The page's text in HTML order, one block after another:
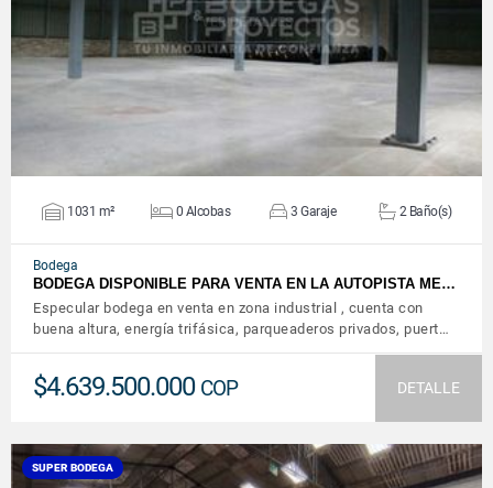
VER DETALLES
1031 m² 0 Alcobas 3 Garaje 2 Baño(s)
Bodega
BODEGA DISPONIBLE PARA VENTA EN LA AUTOPISTA ME…
Especular bodega en venta en zona industrial , cuenta con
buena altura, energía trifásica, parqueaderos privados, puert…
$4.639.500.000 COP DETALLE
SUPER BODEGA